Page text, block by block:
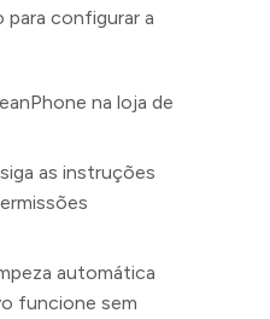
para configurar a
na loja de
as instruções
automática
funcione sem